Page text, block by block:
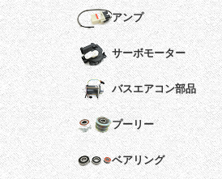
アンプ
サーボモーター
バスエアコン部品
プーリー
ベアリング